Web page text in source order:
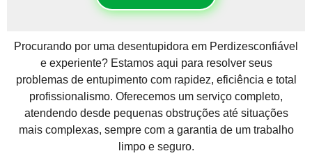
Procurando por uma desentupidora em Perdizesconfiável
e experiente? Estamos aqui para resolver seus
problemas de entupimento com rapidez, eficiência e total
profissionalismo. Oferecemos um serviço completo,
atendendo desde pequenas obstruções até situações
mais complexas, sempre com a garantia de um trabalho
limpo e seguro.